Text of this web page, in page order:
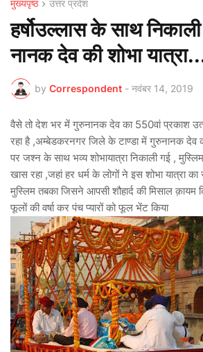
मुख्यपृष्ठ उत्तर प्रदेश
हर्षोउल्लास के साथ
नानक देव की शोभा
by Correspondent - नवंबर 14, 2019
वैसे तो देश भर में गुरुनानक देव का 550वां प्रकाश
रहा है ,अम्बेडकरनगर जिले के टाण्डा में गुरुनानक देव
पर जश्न के साथ भव्य शोभायात्रा निकाली गई ,
खास रहा ,जहां हर धर्म के लोगों ने इस शोभा यात्रा का
मुस्लिम तबका जिसने आपसी शौहार्द की मिसाल क़ायम
फूलों की वर्षा कर पंच प्यारों को फूल भेंट किया